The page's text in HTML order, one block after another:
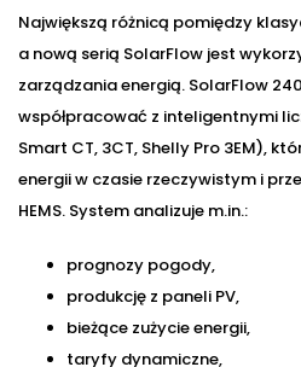
Największą różnicą pomiędzy
a nową serią SolarFlow jest
zarządzania energią. SolarFlow
współpracować z inteligentnymi
Smart CT, 3CT, Shelly Pro 3EM),
energii w czasie rzeczywistym i
HEMS. System analizuje m.in.:
prognozy pogody,
produkcję z paneli PV,
bieżące zużycie energii,
taryfy dynamiczne,